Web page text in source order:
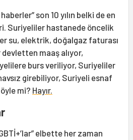
son 10 yılın belki de en
Suriyeliler hastanede öncelik
su, elektrik, doğalgaz faturası
maaş alıyor,
burs veriliyor, Suriyeliler
girebiliyor, Suriyeli esnaf
mi? Hayır.
elbette her zaman